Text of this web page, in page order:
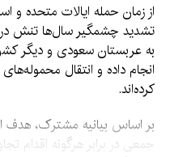
تشدید چشمگیر سال‌ها تنش در
به عربستان سعودی و دیگر
انجام داده و انتقال
کرده‌اند.
بر اساس بیانیه مشترک، هدف از
جمعی در برابر هرگونه اقدام